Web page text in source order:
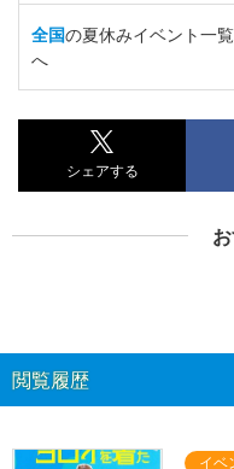
全国の夏休みイベント一覧
へ
シェアする
閲覧履歴